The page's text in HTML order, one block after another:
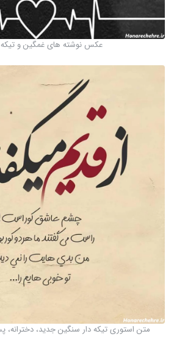
عکس نوشته های غمگین و تیکه دار
متن استوری تیکه دار سنگین جدید،